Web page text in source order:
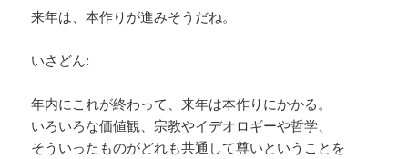
来年は、本作りが進みそうだね。
いさどん:
年内にこれが終わって、来年は本作りにかかる。
いろいろな価値観、宗教やイデオロギーや哲学、
そういったものがどれも共通して尊いということを